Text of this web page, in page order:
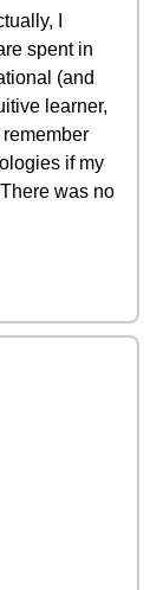
I
spent in
(and
learner,
if my
was no